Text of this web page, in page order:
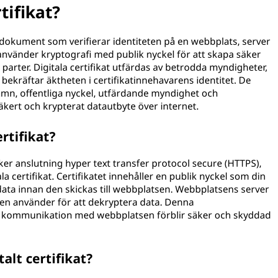
som verifierar identiteten på en webbplats, server
kryptografi med publik nyckel för att skapa säker
Digitala certifikat utfärdas av betrodda myndigheter,
äktheten i certifikatinnehavarens identitet. De
offentliga nyckel, utfärdande myndighet och
och krypterat datautbyte över internet.
anslutning hyper text transfer protocol secure (HTTPS),
certifikat. Certifikatet innehåller en publik nyckel som din
innan den skickas till webbplatsen. Webbplatsens server
använder för att dekryptera data. Denna
med webbplatsen förblir säker och skyddad
certifikat?